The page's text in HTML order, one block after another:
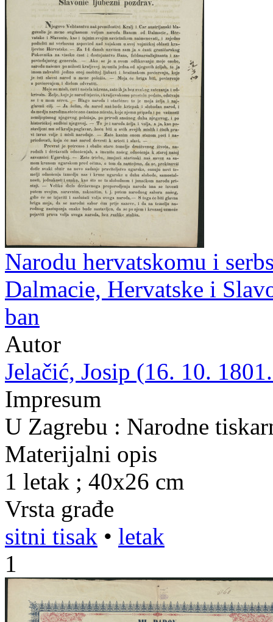
Narodu hervatskomu i
Dalmacie, Hervatske i
ban
Autor
Jelačić, Josip (16. 10.
Impresum
U Zagrebu : Narodne
Materijalni opis
1 letak ; 40x26 cm
Vrsta građe
sitni tisak • letak
1